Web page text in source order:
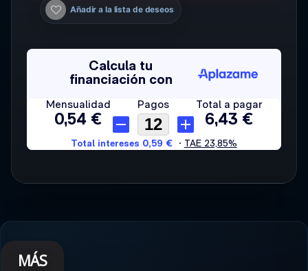
Añadir a la lista de deseos
MÁS